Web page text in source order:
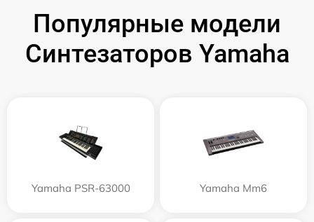
Популярные модели
Синтезаторов Yamaha
Yamaha PSR-63000 Yamaha Mm6